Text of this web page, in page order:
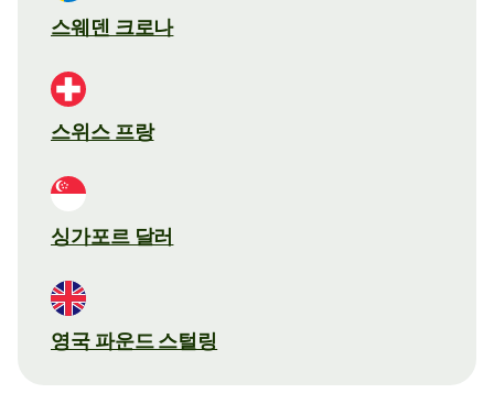
스웨덴 크로나
스위스 프랑
싱가포르 달러
영국 파운드 스털링